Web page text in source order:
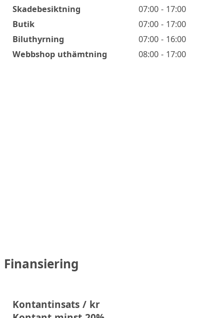
Skadebesiktning
07:00 - 17:00
Butik
07:00 - 17:00
Biluthyrning
07:00 - 16:00
Webbshop uthämtning
08:00 - 17:00
Finansiering
Kontantinsats / kr